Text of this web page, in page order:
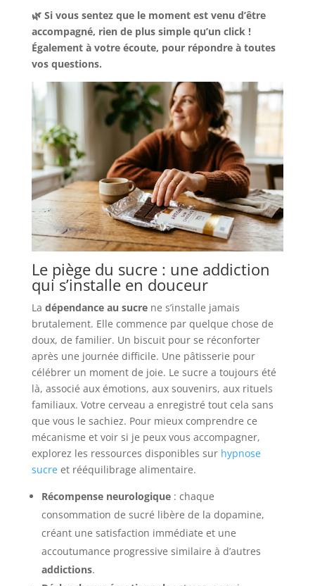
🌿 Si vous sentez que le moment est venu d’être
accompagné, rien de plus simple qu’un click !
Également à votre écoute, pour répondre à toutes
vos questions.
Le piège du sucre : une addiction
qui s’installe en douceur
La dépendance au sucrene s’installe jamais
brutalement. Elle commence par quelque chose de
doux, de familier. Un biscuit pour se réconforter
après une journée difficile. Une pâtisserie pour
célébrer un moment de joie. Le sucre a toujours été
là, associé aux émotions, aux souvenirs, aux rituels
familiaux. Votre cerveau a enregistré tout cela sans
que vous le sachiez. Pour mieux comprendre ce
mécanisme et voir si je peux vous accompagner,
explorez les ressources disponibles sur hypnose
sucreet rééquilibrage alimentaire.
Récompense neurologique: chaque
consommation de sucré libère de la dopamine,
créant une satisfaction immédiate et une
accoutumance progressive similaire à d’autres
addictions.